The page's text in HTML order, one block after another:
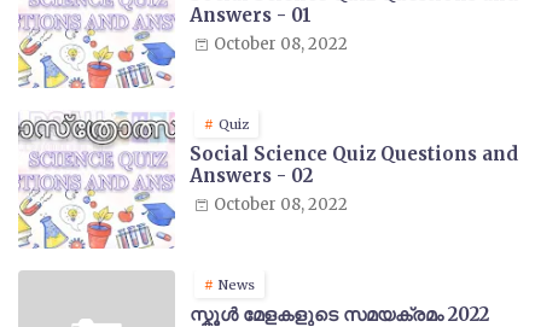
Answers - 01
October 08, 2022
Quiz
Social Science Quiz Questions and
Answers - 02
October 08, 2022
News
സ്കൂൾ മേളകളുടെ സമയക്രമം 2022